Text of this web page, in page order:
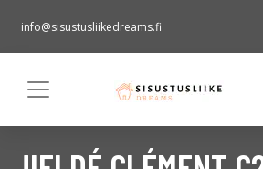
info@sisustusliikedreams.fi